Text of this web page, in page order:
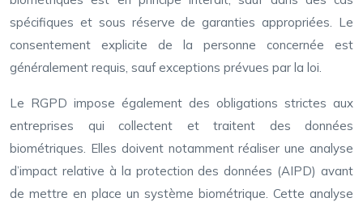
spécifiques et sous réserve de garanties appropriées. Le
consentement explicite de la personne concernée est
généralement requis, sauf exceptions prévues par la loi.
Le RGPD impose également des obligations strictes aux
entreprises qui collectent et traitent des données
biométriques. Elles doivent notamment réaliser une analyse
d’impact relative à la protection des données (AIPD) avant
de mettre en place un système biométrique. Cette analyse